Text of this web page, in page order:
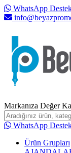
WhatsApp
Markanıza Değer
WhatsApp
Ürün Grupları